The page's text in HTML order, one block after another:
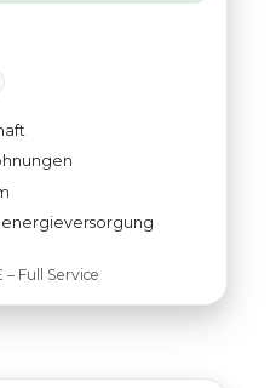
– Full Service